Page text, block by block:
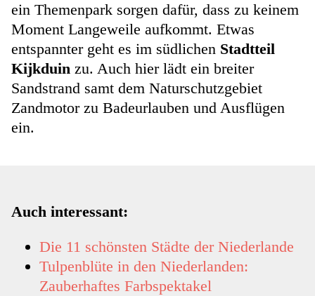
ein Themenpark sorgen dafür, dass zu keinem
Moment Langeweile aufkommt. Etwas
entspannter geht es im südlichen Stadtteil
Kijkduin zu. Auch hier lädt ein breiter
Sandstrand samt dem Naturschutzgebiet
Zandmotor zu Badeurlauben und Ausflügen
ein.
Auch interessant:
Die 11 schönsten Städte der Niederlande
Tulpenblüte in den Niederlanden:
Zauberhaftes Farbspektakel